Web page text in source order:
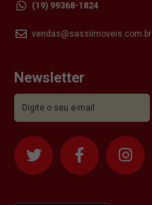
(19) 99368-1824
vendas@sassiimoveis.com.br
Newsletter